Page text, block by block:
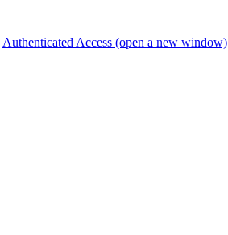
Authenticated Access (open a new window)